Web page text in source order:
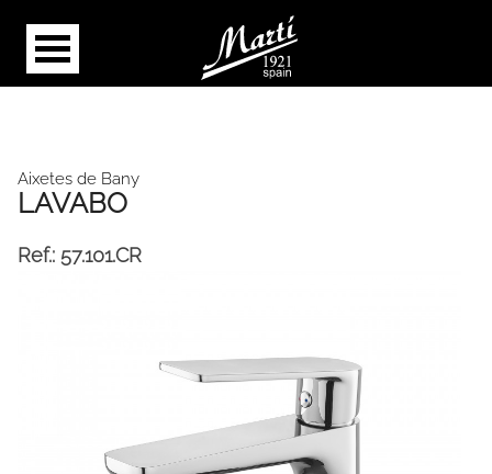
Aixetes de Bany
LAVABO
Ref.: 57.101.CR